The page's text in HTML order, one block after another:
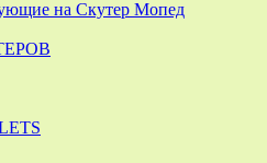
на Скутер Мопед